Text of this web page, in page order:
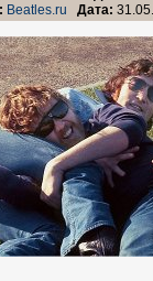
Beatles.ru Дата: